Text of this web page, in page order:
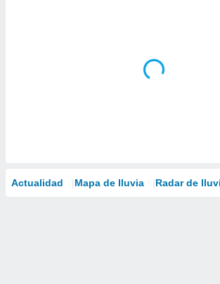
Actualidad Mapa de lluvia Radar de